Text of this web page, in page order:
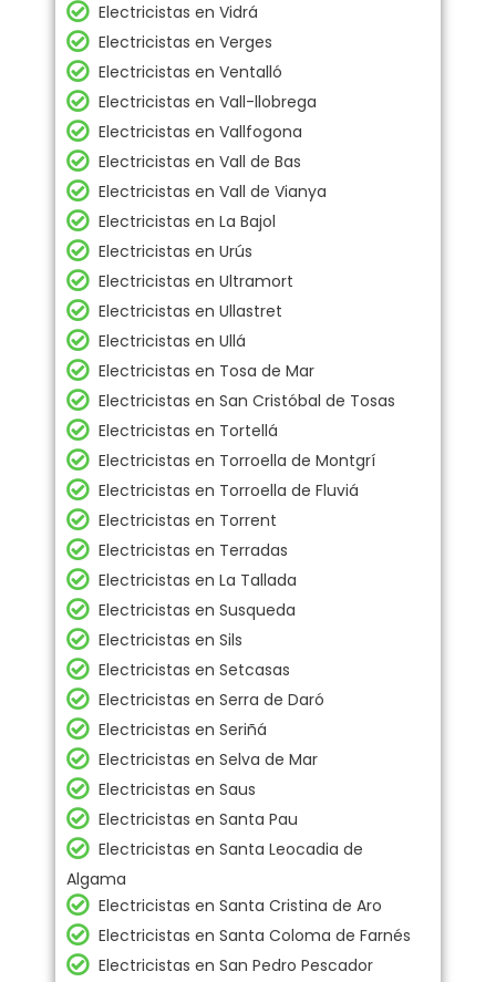
Electricistas en Vidrá
Electricistas en Verges
Electricistas en Ventalló
Electricistas en Vall-llobrega
Electricistas en Vallfogona
Electricistas en Vall de Bas
Electricistas en Vall de Vianya
Electricistas en La Bajol
Electricistas en Urús
Electricistas en Ultramort
Electricistas en Ullastret
Electricistas en Ullá
Electricistas en Tosa de Mar
Electricistas en San Cristóbal de Tosas
Electricistas en Tortellá
Electricistas en Torroella de Montgrí
Electricistas en Torroella de Fluviá
Electricistas en Torrent
Electricistas en Terradas
Electricistas en La Tallada
Electricistas en Susqueda
Electricistas en Sils
Electricistas en Setcasas
Electricistas en Serra de Daró
Electricistas en Seriñá
Electricistas en Selva de Mar
Electricistas en Saus
Electricistas en Santa Pau
Electricistas en Santa Leocadia de
Algama
Electricistas en Santa Cristina de Aro
Electricistas en Santa Coloma de Farnés
Electricistas en San Pedro Pescador